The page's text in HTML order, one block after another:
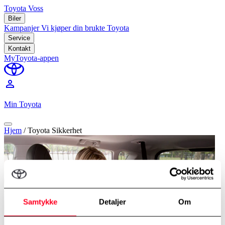
Samtykke Detaljer Om
Toyota Voss
Biler
KampanjerVi kjøper din brukte Toyota
Service
Kontakt
MyToyota-appen
perm_identity
Min Toyota
Hjem /Toyota Sikkerhet